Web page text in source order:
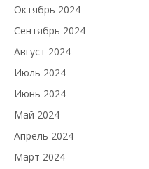
Октябрь 2024
Сентябрь 2024
Август 2024
Июль 2024
Июнь 2024
Май 2024
Апрель 2024
Март 2024